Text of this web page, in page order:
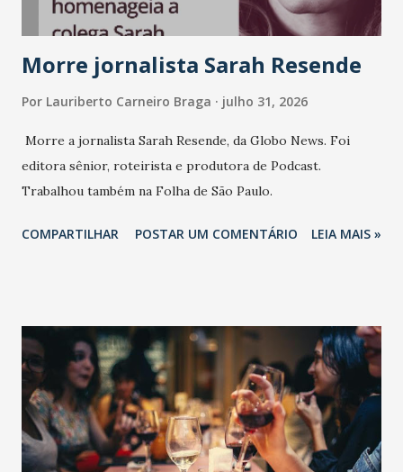
marcas, pessoas e mercado", afirma Tamires So...
Morre jornalista Sarah Resende
Por Lauriberto Carneiro Braga julho 31, 2026
Morre a jornalista Sarah Resende, da Globo News. Foi
editora sênior, roteirista e produtora de Podcast.
Trabalhou também na Folha de São Paulo.
COMPARTILHAR POSTAR UM COMENTÁRIO LEIA MAIS »